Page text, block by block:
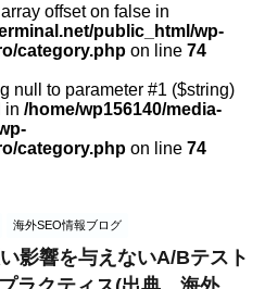
offset on false in
public_html/wp-
category.php on line 74
null to parameter #1 ($string)
in /home/wp156140/media-
category.php on line 74
海外SEO情報ブログ
影響を与えないA/Bテスト